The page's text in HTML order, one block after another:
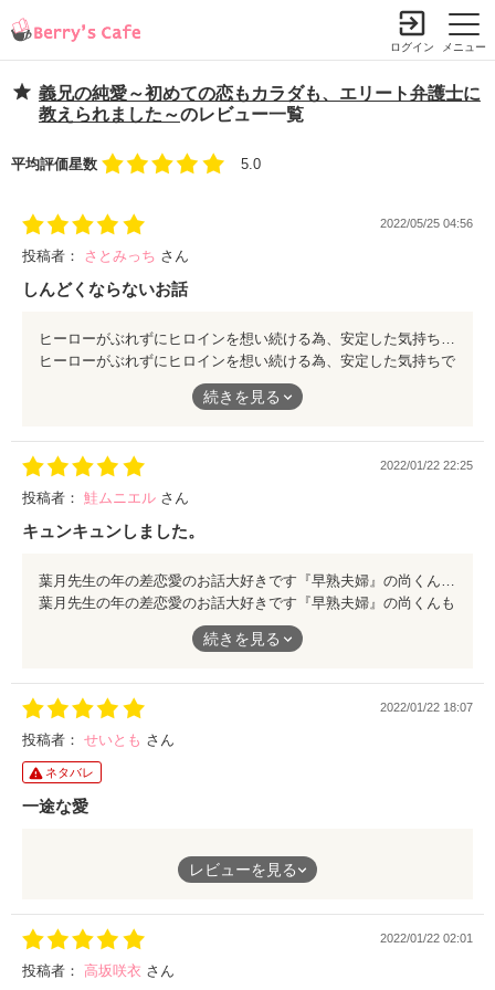
メニュー
ログイン
義兄の純愛～初めての恋もカラダも、エリート弁護士に
教えられました～のレビュー一覧
平均評価星数 5.0
2022/05/25 04:56
投稿者： さとみっち さん
しんどくならないお話
ヒーローがぶれずにヒロインを想い続ける為、安定した気持ちで
しんどくならずに読めました。ハラハラドキドキも良いですが、
揺れ動くヒロインに断固として想いを伝えて守るヒーローにはキ
続きを見る
2022/01/22 22:25
投稿者： 鮭ムニエル さん
キュンキュンしました。
葉月先生の年の差恋愛のお話大好きです『早熟夫婦』の尚くんも
好きですが、今回の話に出てくる聖さんも本当に魅力的でキュン
キュン止まらなかったです続きを見る
2022/01/22 18:07
投稿者： せいとも さん
ネタバレ
一途な愛
想い人が義兄になる所から始まり、どうなる事かとハラハラしな
がら読み始めましたが、幼い頃からの一途愛の聖さんと、幼い頃
六花ちゃんのお父さんの過去にはやるせなさと切なさを感じる場
面もありましたが、六花とバージンロードを歩いてるシーンで涙
レビューを見る
2022/01/22 02:01
投稿者： 高坂咲衣 さん